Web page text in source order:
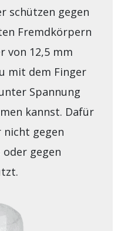
schützen gegen
Fremdkörpern
von 12,5 mm
mit dem Finger
Spannung
kannst. Dafür
nicht gegen
gegen